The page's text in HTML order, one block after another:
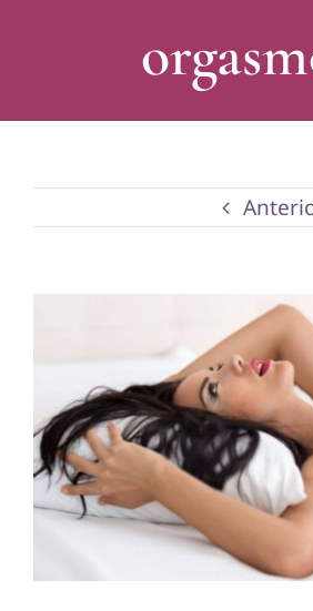
más
grande